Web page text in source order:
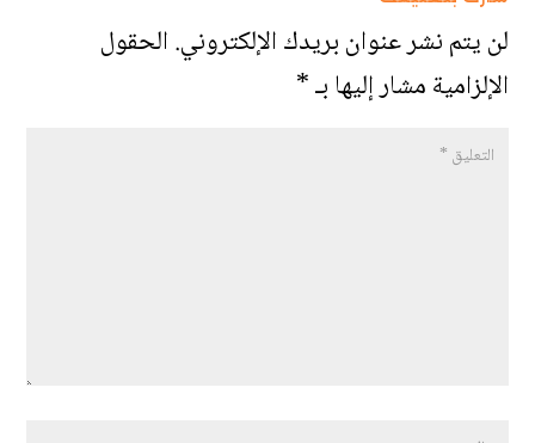
لن يتم نشر عنوان بريدك الإلكتروني.الحقول
الإلزامية مشار إليها بـ*